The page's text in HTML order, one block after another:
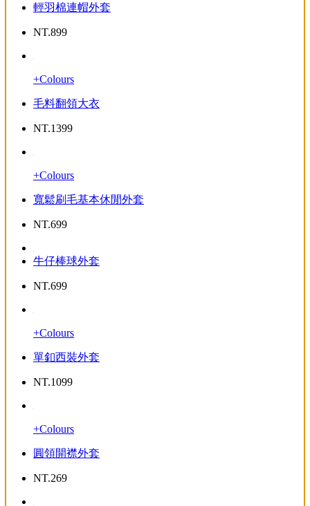
輕羽棉連帽外套
NT.899
+Colours
毛料翻領大衣
NT.1399
+Colours
寬鬆刷毛基本休閒外套
NT.699
牛仔棒球外套
NT.699
+Colours
單釦西裝外套
NT.1099
+Colours
圓領開襟外套
NT.269